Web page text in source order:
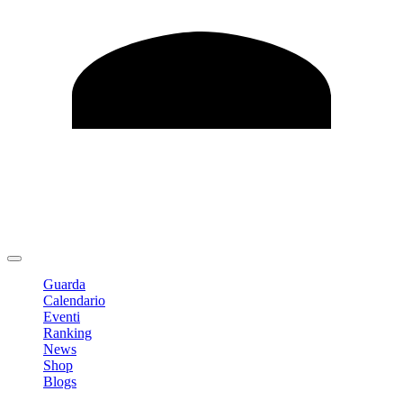
Guarda
Calendario
Eventi
Ranking
News
Shop
Blogs